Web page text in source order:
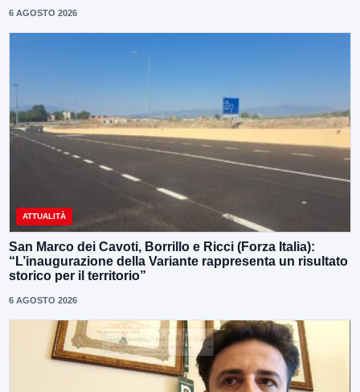
6 AGOSTO 2026
ATTUALITÀ
San Marco dei Cavoti, Borrillo e Ricci (Forza Italia):
“L’inaugurazione della Variante rappresenta un risultato
storico per il territorio”
6 AGOSTO 2026